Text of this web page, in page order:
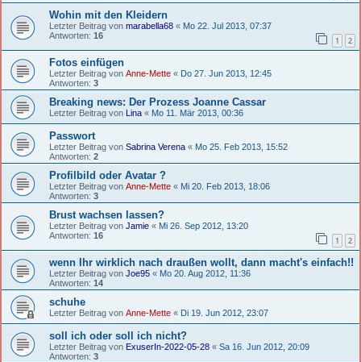
Wohin mit den Kleidern
Letzter Beitrag von marabella68 « Mo 22. Jul 2013, 07:37
Antworten: 16 1 2
Fotos einfügen
Letzter Beitrag von Anne-Mette « Do 27. Jun 2013, 12:45
Antworten: 3
Breaking news: Der Prozess Joanne Cassar
Letzter Beitrag von Lina « Mo 11. Mär 2013, 00:36
Passwort
Letzter Beitrag von Sabrina Verena « Mo 25. Feb 2013, 15:52
Antworten: 2
Profilbild oder Avatar ?
Letzter Beitrag von Anne-Mette « Mi 20. Feb 2013, 18:06
Antworten: 3
Brust wachsen lassen?
Letzter Beitrag von Jamie « Mi 26. Sep 2012, 13:20
Antworten: 16 1 2
wenn Ihr wirklich nach draußen wollt, dann macht's einfach!!
Letzter Beitrag von Joe95 « Mo 20. Aug 2012, 11:36
Antworten: 14
schuhe
Letzter Beitrag von Anne-Mette « Di 19. Jun 2012, 23:07
soll ich oder soll ich nicht?
Letzter Beitrag von ExuserIn-2022-05-28 « Sa 16. Jun 2012, 20:09
Antworten: 3